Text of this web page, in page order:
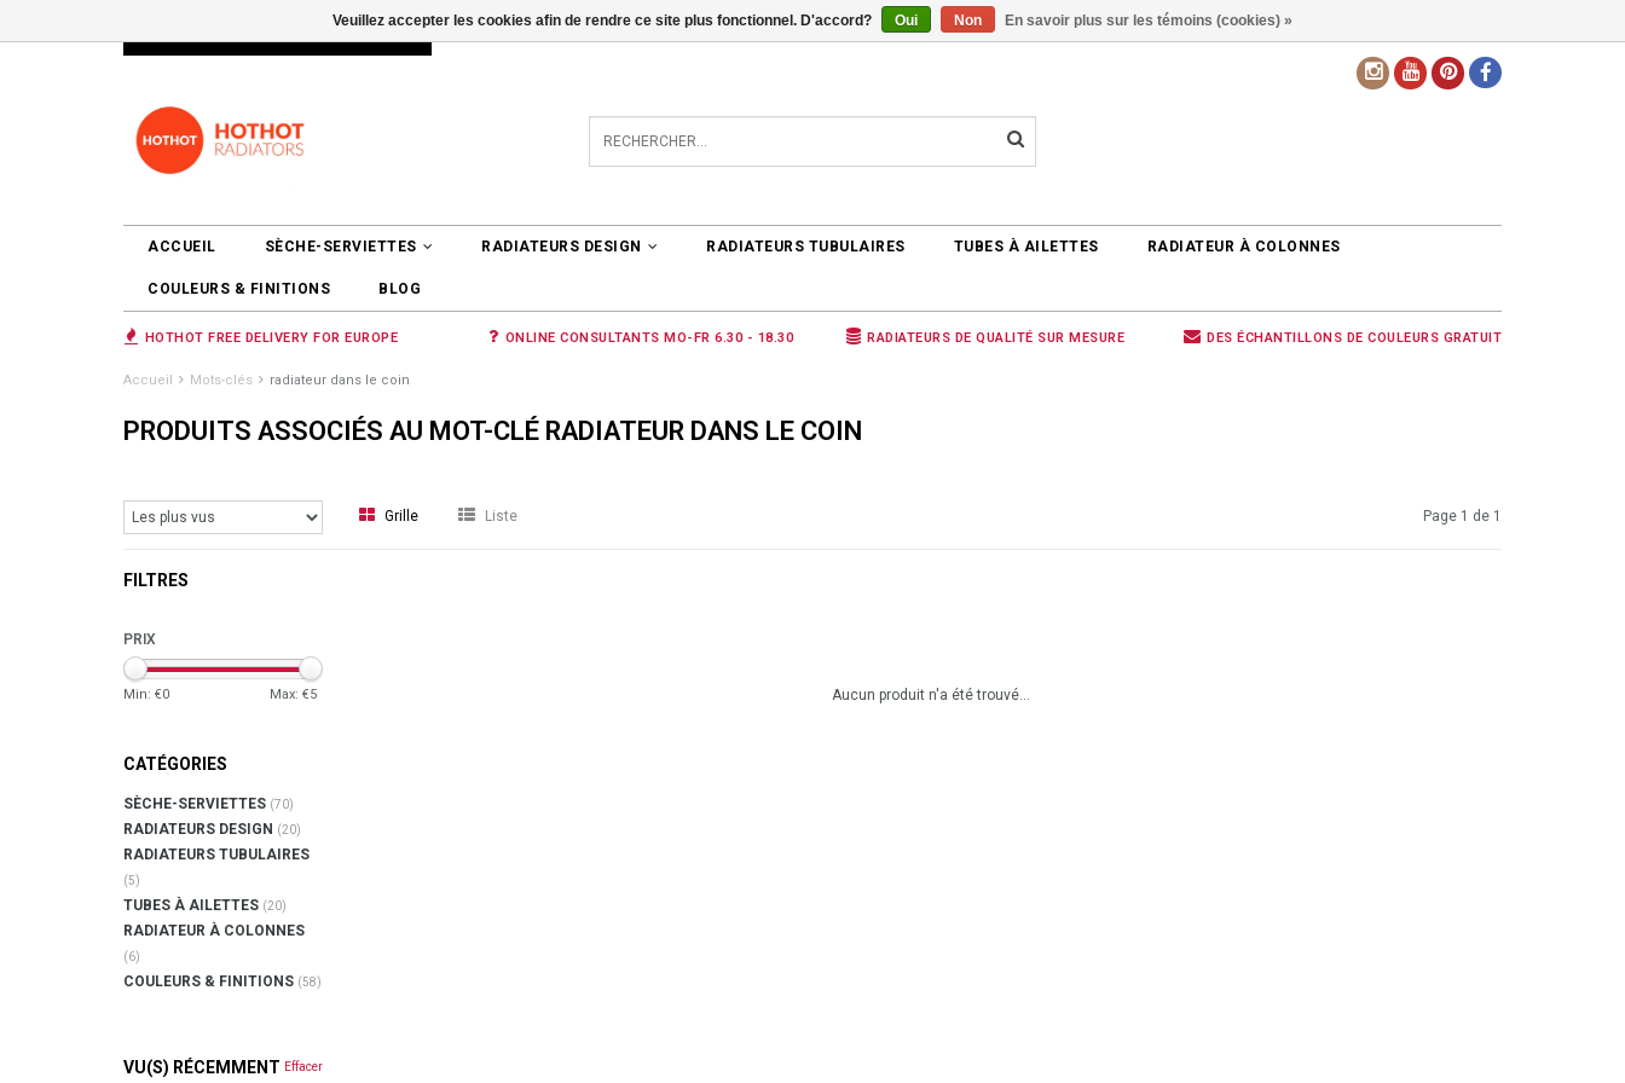
INFO@RADIATORS.SHOP SE CONNECTER 0 ARTICLES €0,00
ACCUEIL SÈCHE-SERVIETTES RADIATEURS DESIGN RADIATEURS TUBULAIRES TUBES À AILETTES RADIATEUR À COLONNES
COULEURS & FINITIONS BLOG
HOTHOT FREE DELIVERY FOR EUROPE ONLINE CONSULTANTS MO-FR 6.30 - 18.30 RADIATEURS DE QUALITÉ SUR MESURE DES ÉCHANTILLONS DE COULEURS GRATUIT
Accueil Mots-clés radiateur dans le coin
PRODUITS ASSOCIÉS AU MOT-CLÉ RADIATEUR DANS LE COIN
Grille Liste Page 1 de 1
FILTRES
PRIX
Min: €0 Max: €5
CATÉGORIES
SÈCHE-SERVIETTES (70)
RADIATEURS DESIGN (20)
RADIATEURS TUBULAIRES
(5)
TUBES À AILETTES (20)
RADIATEUR À COLONNES
(6)
COULEURS & FINITIONS (58)
VU(S) RÉCEMMENT Effacer
Aucun produit n'a été trouvé...
Veuillez accepter les cookies afin de rendre ce site plus fonctionnel. D'accord? Oui Non En savoir plus sur les témoins (cookies) »